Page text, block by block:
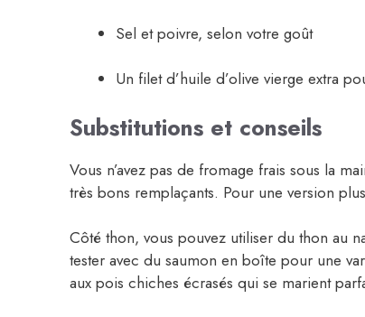
Sel et poivre, selon votre goût
Un filet d’huile d’olive vierge extra
Substitutions et conseils
Vous n’avez pas de fromage frais sous la
très bons remplaçants. Pour une version
Côté thon, vous pouvez utiliser du thon au
tester avec du saumon en boîte pour une
aux pois chiches écrasés qui se marient